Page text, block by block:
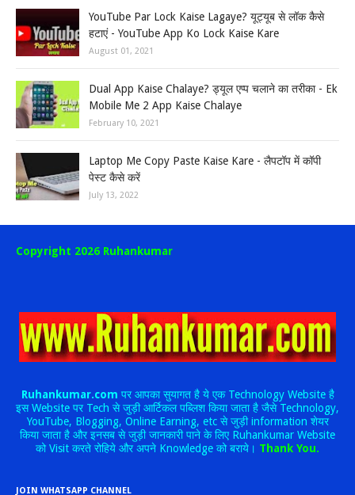
YouTube Par Lock Kaise Lagaye? यूट्यूब से लॉक कैसे
हटाएं - YouTube App Ko Lock Kaise Kare
August 01, 2021
Dual App Kaise Chalaye? ड्यूल एप्प चलाने का तरीका - Ek
Mobile Me 2 App Kaise Chalaye
February 10, 2021
Laptop Me Copy Paste Kaise Kare - लैपटॉप में कॉपी
पेस्ट कैसे करें
July 13, 2022
Copyright 2026 Ruhankumar
Ruhankumar.com पर आपका सुयागत है ये एक Technology Website है
इस Website पर Tech से जुड़ी आर्टिकल पब्लिश किया जाता है जैसे Technology,
YouTube, Blogging, Online Earning, etc से जुड़ी information शेयर
किया जाता है और इनसब से जुड़ी जानकारी पाने के लिए Ruhankumar Website
को Visit करते रोहिये और अपने Knowledge को बराये। Thank You.
JOIN WHATSAPP CHANNEL